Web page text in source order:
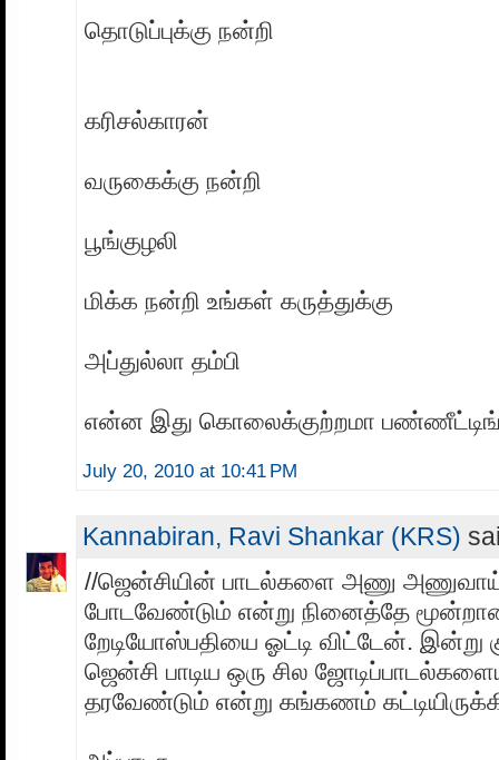
தொடுப்புக்கு நன்றி
கரிசல்காரன்
வருகைக்கு நன்றி
பூங்குழலி
மிக்க நன்றி உங்கள் கருத்துக்கு
அப்துல்லா தம்பி
என்ன இது கொலைக்குற்றமா
July 20, 2010 at 10:41 PM
Kannabiran, Ravi Shankar (KRS)
//ஜென்சியின் பாடல்களை அணு அணுவாய்
போடவேண்டும் என்று நினைத்தே
றேடியோஸ்பதியை ஓட்டி விட்டேன். இன்று
ஜென்சி பாடிய ஒரு சில
தரவேண்டும் என்று கங்கணம்